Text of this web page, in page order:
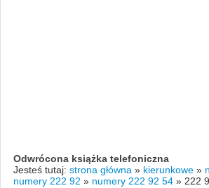
Odwrócona książka telefoniczna
Jesteś tutaj: strona główna » kierunkowe »
numery 222 92 » numery 222 92 54 » 222